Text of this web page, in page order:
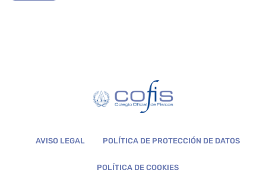
AVISO LEGAL POLÍTICA DE PROTECCIÓN DE DATOS
POLÍTICA DE COOKIES